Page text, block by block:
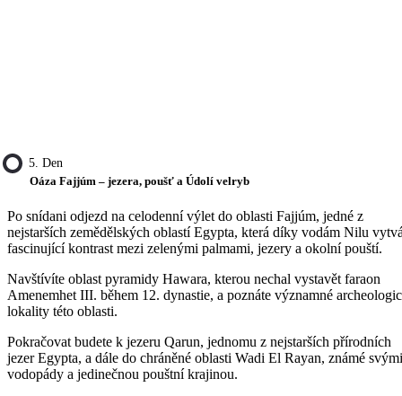
5. Den
Oáza Fajjúm – jezera, poušť a Údolí velryb
Po snídani odjezd na celodenní výlet do oblasti Fajjúm, jedné z
nejstarších zemědělských oblastí Egypta, která díky vodám Nilu
fascinující kontrast mezi zelenými palmami, jezery a okolní pouští.
Navštívíte oblast pyramidy Hawara, kterou nechal vystavět faraon
Amenemhet III. během 12. dynastie, a poznáte významné
lokality této oblasti.
Pokračovat budete k jezeru Qarun, jednomu z nejstarších přírodních
jezer Egypta, a dále do chráněné oblasti Wadi El Rayan, známé svými
vodopády a jedinečnou pouštní krajinou.